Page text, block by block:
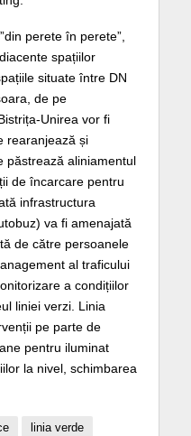
perete în perete”,
spațiilor
situate între DN
de pe
Unirea vor fi
rearanjează și
păstrează aliniamentul
de încarcare pentru
infrastructura
va fi amenajată
de către persoanele
al traficului
a condițiilor
liniei verzi. Linia
pe parte de
pentru iluminat
la nivel, schimbarea
linia verde